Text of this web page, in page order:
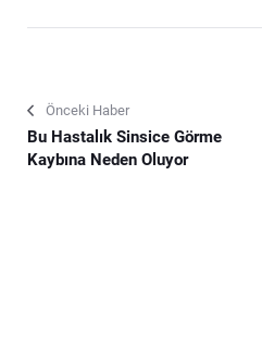
Önceki Haber
Bu Hastalık Sinsice Görme
Kaybına Neden Oluyor